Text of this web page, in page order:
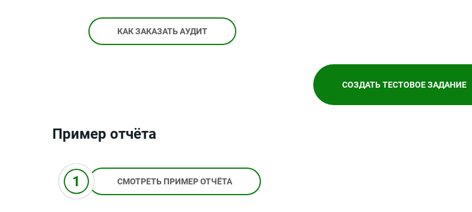
КАК ЗАКАЗАТЬ АУДИТ
СОЗДАТЬ ТЕСТОВОЕ ЗАДАНИЕ
Пример отчёта
СМОТРЕТЬ ПРИМЕР ОТЧЁТА